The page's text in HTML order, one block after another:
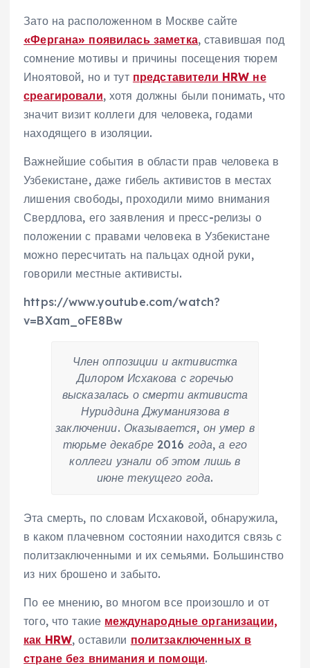
Зато на расположенном в Москве сайте
«Фергана» появилась заметка, ставившая под
сомнение мотивы и причины посещения тюрем
Иноятовой, но и тут представители HRW не
среагировали, хотя должны были понимать, что
значит визит коллеги для человека, годами
находящего в изоляции.
Важнейшие события в области прав человека в
Узбекистане, даже гибель активистов в местах
лишения свободы, проходили мимо внимания
Свердлова, его заявления и пресс-релизы о
положении с правами человека в Узбекистане
можно пересчитать на пальцах одной руки,
говорили местные активисты.
https://www.youtube.com/watch?
v=BXam_oFE8Bw
Член оппозиции и активистка
Дилором Исхакова с горечью
высказалась о смерти активиста
Нуриддина Джуманиязова в
заключении. Оказывается, он умер в
тюрьме декабре 2016 года, а его
коллеги узнали об этом лишь в
июне текущего года.
Эта смерть, по словам Исхаковой, обнаружила,
в каком плачевном состоянии находится связь с
политзаключенными и их семьями. Большинство
из них брошено и забыто.
По ее мнению, во многом все произошло и от
того, что такие международные организации,
как HRW, оставили политзаключенных в
стране без внимания и помощи.